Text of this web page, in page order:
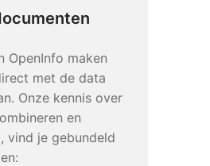
OpenInfo maken
met de data
Onze kennis over
en
vind je gebundeld